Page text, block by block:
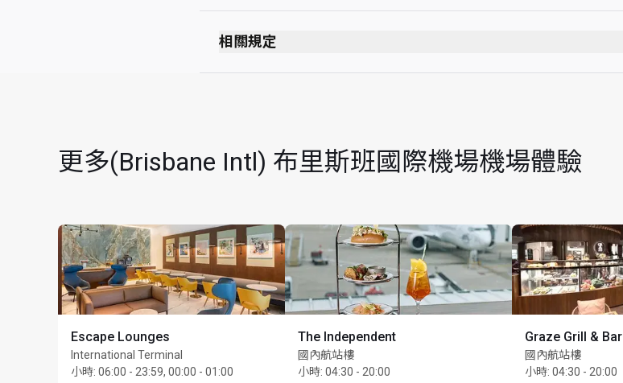
離境候機室
通過安全檢查後
相關規定
禁止吸煙（包括電子煙）
更多(Brisbane Intl) 布里斯班國際機場機場體驗
Escape Lounges
International Terminal
小時: 06:00 - 23:59, 00:00 - 01:00
The Independent
國內航站樓
小時: 04:30 - 20:00
Graze Grill & Bar
國內航站樓
小時: 04:30 - 20:00